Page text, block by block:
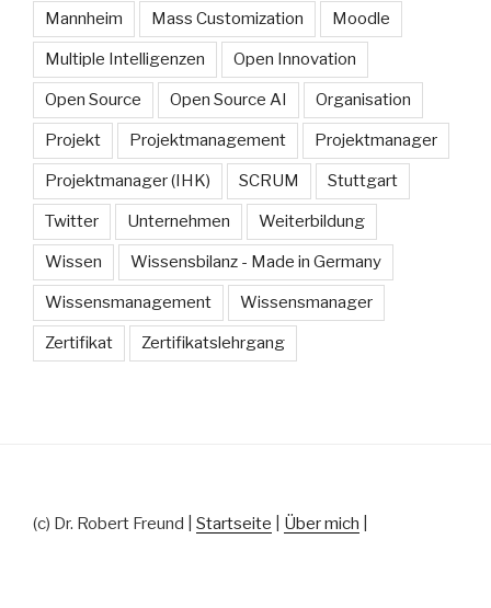
Mannheim Mass Customization Moodle
Multiple Intelligenzen Open Innovation
Open Source Open Source AI Organisation
Projekt Projektmanagement Projektmanager
Projektmanager (IHK) SCRUM Stuttgart
Twitter Unternehmen Weiterbildung
Wissen Wissensbilanz - Made in Germany
Wissensmanagement Wissensmanager
Zertifikat Zertifikatslehrgang
(c) Dr. Robert Freund | Startseite Über mich